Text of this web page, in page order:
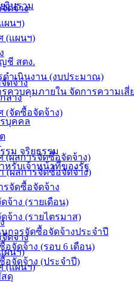
ดจ้าง
ผนฯ)
(แผนฯ)
ดจ้าง
ลาง
(จัดซื้อจัดจ้าง)
(ผลการจัดซื้อจัดจ้าง)
(ผลการจัดซื้อจัดจ้าง)
รจัดซื้อจัดจ้าง
จ้าง (รายเดือน)
จ้าง (รายไตรมาส)
การจัดซื้อจัดจ้างประจำปี
อจัดจ้าง (รอบ 6 เดือน)
อจัดจ้าง (ประจำปี)
ดุ
งินรวม
ชี สตง.
ดำเนินงาน (งบประมาณ)
ควบคุมภายใน จัดการความเสี่
บุคคล
รม จริยธรรม
หรับเจ้าหน้าที่ของรัฐ
ดจ้าง
ผนฯ)
(แผนฯ)